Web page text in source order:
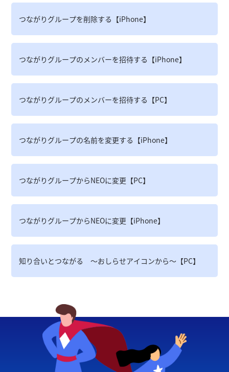
つながりグループを削除する【iPhone】
つながりグループのメンバーを招待する【iPhone】
つながりグループのメンバーを招待する【PC】
つながりグループの名前を変更する【iPhone】
つながりグループからNEOに変更【PC】
つながりグループからNEOに変更【iPhone】
知り合いとつながる ～おしらせアイコンから～【PC】